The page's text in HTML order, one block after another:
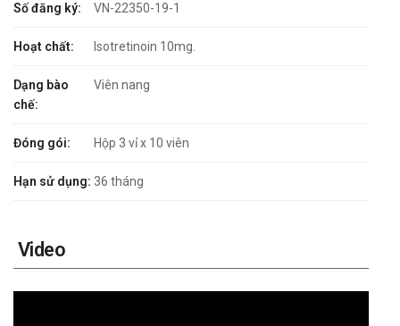
Số đăng ký: VN-22350-19-1
Hoạt chất: Isotretinoin 10mg.
Dạng bào
chế:
Viên nang
Đóng gói: Hộp 3 vỉ x 10 viên
Hạn sử dụng: 36 tháng
Video